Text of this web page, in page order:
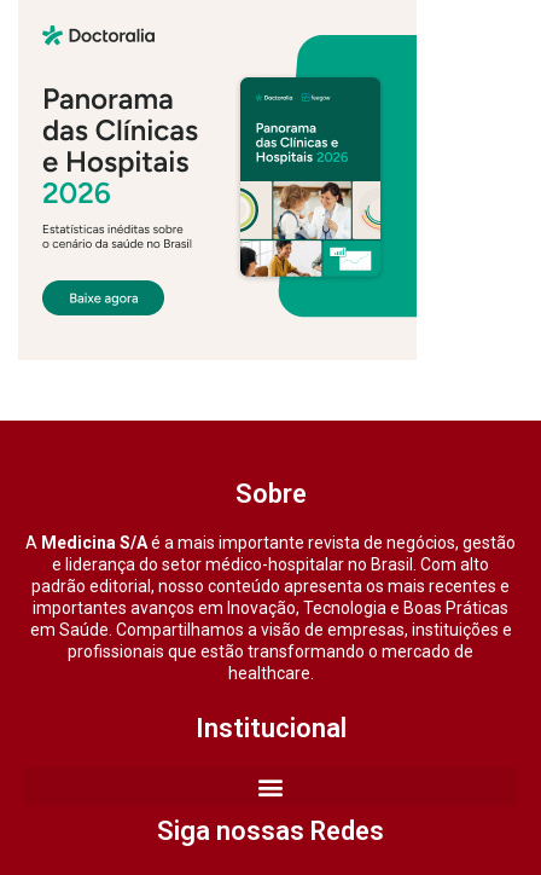
Sobre
A Medicina S/Aé a mais importante revista de negócios, gestão
e liderança do setor médico-hospitalar no Brasil. Com alto
padrão editorial, nosso conteúdo apresenta os mais recentes e
importantes avanços em Inovação, Tecnologia e Boas Práticas
em Saúde. Compartilhamos a visão de empresas, instituições e
profissionais que estão transformando o mercado de
healthcare.
Institucional
Siga nossas Redes